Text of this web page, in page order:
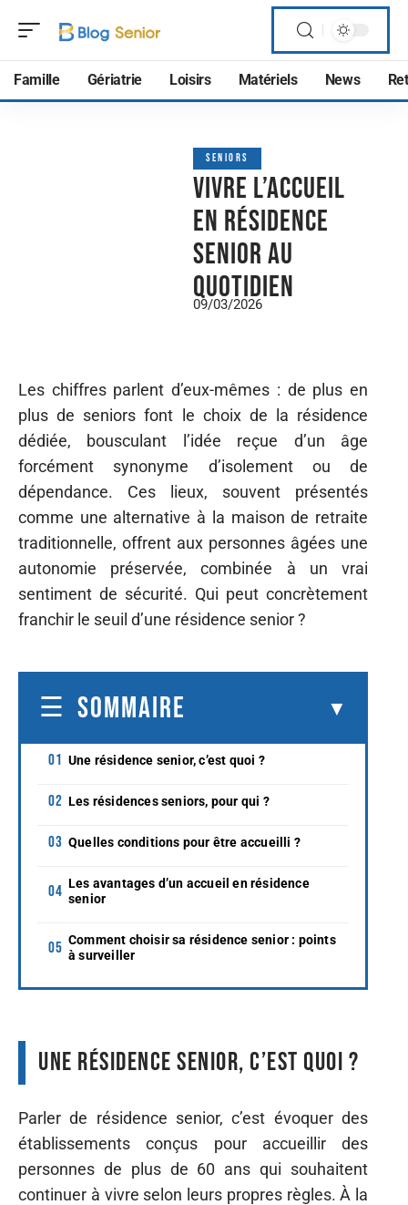
Famille Gériatrie Loisirs Matériels News
SENIORS
Vivre l’accueil
en résidence
senior au
quotidien
09/03/2026
Les chiffres parlent d’eux-mêmes : de plus en
plus de seniors font le choix de la résidence
dédiée, bousculant l’idée reçue d’un âge
forcément synonyme d’isolement ou de
dépendance. Ces lieux, souvent présentés
comme une alternative à la maison de retraite
traditionnelle, offrent aux personnes âgées une
autonomie préservée, combinée à un vrai
sentiment de sécurité. Qui peut concrètement
franchir le seuil d’une résidence senior ?
SOMMAIRE
Une résidence senior, c’est quoi ?
Les résidences seniors, pour qui ?
Quelles conditions pour être accueilli ?
Les avantages d’un accueil en résidence
senior
Comment choisir sa résidence senior : points
à surveiller
Une résidence senior, c’est quoi ?
Parler de résidence senior, c’est évoquer des
établissements conçus pour accueillir des
personnes de plus de 60 ans qui souhaitent
continuer à vivre selon leurs propres règles. À la